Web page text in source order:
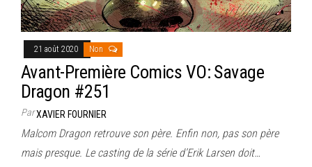
21 août 2020 Non
Avant-Première Comics VO: Savage
Dragon #251
ParXAVIER FOURNIER
Malcom Dragon retrouve son père. Enfin non, pas son père
mais presque. Le casting de la série d’Erik Larsen doit…